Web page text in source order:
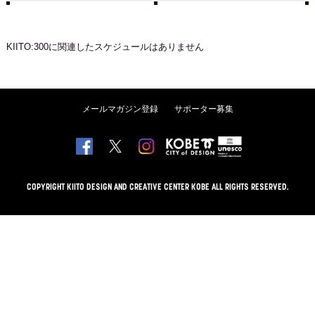
KIITO:300に関連したスケジュールはありません
メールマガジン登録 サポーター募集
COPYRIGHT KIITO DESIGN AND CREATIVE CENTER KOBE ALL RIGHTS RESERVED.